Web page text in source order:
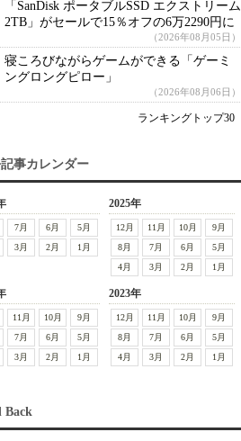
「SanDisk ポータブルSSD エクストリーム
2TB」がセールで15％オフの6万2290円に
（2026年08月05日）
寝ころびながらゲームができる「ゲーミ
ングロングピロー」
（2026年08月06日）
ランキングトップ30
事カレンダー
7月 6月
5月
3月
2月 1月
2025年
12月 11月 10月
9月
8月
7月 6月
5月
4月
3月 2月 1月
11月 10月
9月
7月
6月
5月
3月
2月 1月
2023年
12月 11月 10月
9月
8月
7月 6月
5月
4月
3月 2月 1月
Back